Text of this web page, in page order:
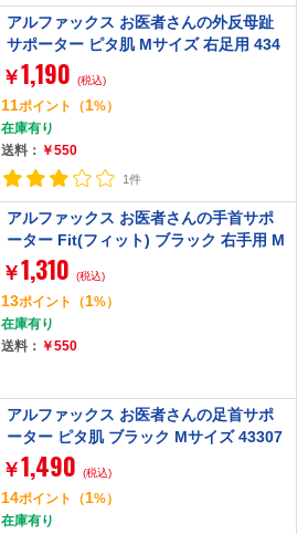
アルファックス お医者さんの外反母趾
サポーター ピタ肌 Mサイズ 右足用 434
160
￥1,190 (税込)
11ポイント （1%）
在庫有り
送料： ￥550
1件
アルファックス お医者さんの手首サポ
ーター Fit(フィット) ブラック 右手用 M
サイズ 434764
￥1,310 (税込)
13ポイント （1%）
在庫有り
送料： ￥550
アルファックス お医者さんの足首サポ
ーター ピタ肌 ブラック Mサイズ 43307
1
￥1,490 (税込)
14ポイント （1%）
在庫有り